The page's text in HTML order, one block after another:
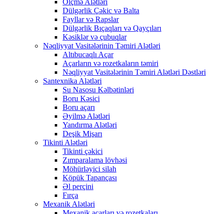
Ölçmə Alətləri
Dülgərlik Çəkic və Balta
Fayllar və Rapslar
Dülgərlik Bıçaqları və Qayçıları
Kəsiklər və çubuqlar
Nəqliyyat Vasitələrinin Təmiri Alətləri
Altıbucaqlı Açar
Açarların və rozetkaların təmiri
Nəqliyyat Vasitələrinin Təmiri Alətləri Dəstləri
Santexnika Alətləri
Su Nasosu Kəlbətinləri
Boru Kəsici
Boru açarı
Əyilmə Alətləri
Yandırma Alətləri
Deşik Mişarı
Tikinti Alətləri
Tikinti çəkici
Zımparalama lövhəsi
Möhürləyici silah
Köpük Tapançası
Əl perçini
Fırça
Mexanik Alətləri